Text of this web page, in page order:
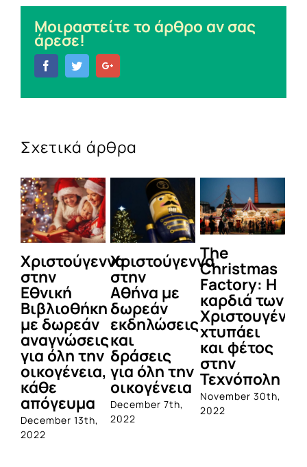
Μοιραστείτε το άρθρο αν σας
άρεσε!
FacebookTwitter
Σχετικά άρθρα
Χριστούγεννα
στην
Εθνική
Βιβλιοθήκη
με δωρεάν
αναγνώσεις
για όλη την
οικογένεια,
κάθε
απόγευμα
December 13th,
2022
Χριστούγεννα
στην
Αθήνα με
δωρεάν
εκδηλώσεις
και
δράσεις
για όλη την
οικογένεια
December 7th,
2022
The
Christmas
Factory: Η
καρδιά των
χτυπάει
και φέτος
στην
Τεχνόπολη
November 30th,
2022